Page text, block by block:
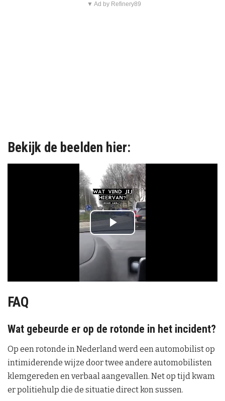
▼ Ad by Refinery89
Bekijk de beelden hier:
P
l
a
V
i
d
e
FAQ
Wat gebeurde er op de rotonde in het incident?
Op een rotonde in Nederland werd een automobilist op
intimiderende wijze door twee andere automobilisten
klemgereden en verbaal aangevallen. Net op tijd kwam
er politiehulp die de situatie direct kon sussen.